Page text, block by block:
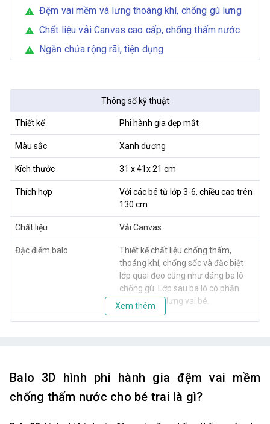
warning Đệm vai mềm và lưng thoáng khí, chống gù lưng
warning Chất liệu vải Canvas cao cấp, chống thấm nước
warning Ngăn chứa rộng rãi, tiện dụng
Thông số kỹ thuật
Thiết kế Phi hành gia đẹp mắt
Màu sắc Xanh dương
Kích thước 31 x 41x 21 cm
Thích hợp
Với các bé từ lớp 3-6, chiều cao trên
130 cm
Chất liệu Vải Canvas
Đặc điểm balo
Thiết kế chất liệu chống thấm,
thoáng khí, chống sốc và đặc biệt
lớp quai đeo cũng như dáng ba lô
chống gù. Lớp sau ba lô có phần
đệm tốt cho lưng vai bé.
Xem thêm
Balo 3D hình phi hành gia đệm vai mềm
chống thấm nước cho bé trai là gì?